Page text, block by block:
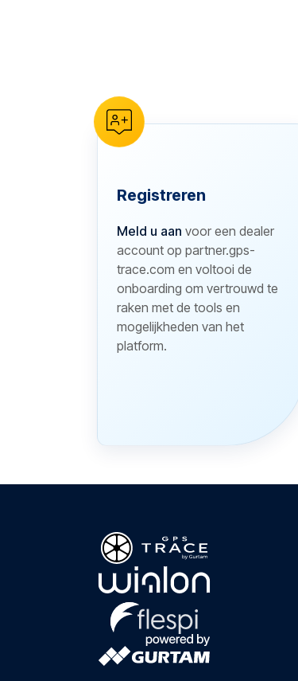
Registreren
Meld u aan voor een dealer
account op partner.gps-
trace.com en voltooi de
onboarding om vertrouwd te
raken met de tools en
mogelijkheden van het
platform.